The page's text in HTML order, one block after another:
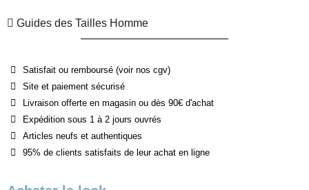
Guides des Tailles Homme
Satisfait ou remboursé (voir nos cgv)
Site et paiement sécurisé
Livraison offerte en magasin ou dès 90€ d'achat
Expédition sous 1 à 2 jours ouvrés
Articles neufs et authentiques
95% de clients satisfaits de leur achat en ligne